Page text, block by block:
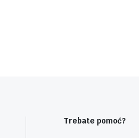
Trebate pomoć?